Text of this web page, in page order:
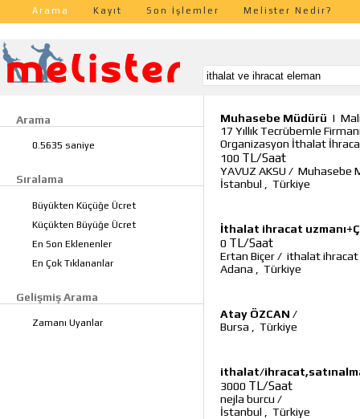
Arama Kayıt Son İşlemler Melister Nedir?
Arama
0.5635 saniye
Sıralama
Büyükten Küçüğe Ücret
Küçükten Büyüğe Ücret
En Son Eklenenler
En Çok Tıklananlar
Gelişmiş Arama
Zamanı Uyanlar
Muhasebe Müdürü |
17 Yıllık Tecrübemle
Organizasyon İthalat
100 TL/Saat
YAVUZ AKSU / Muhasebe
İstanbul
Türkiye
İthalat ihracat
0 TL/Saat
Ertan Biçer/ ithalat ihracat
Adana
Türkiye
Atay ÖZCAN /
Bursa
Türkiye
ithalat/
3000 TL/Saat
nejla burcu /
İstanbul
Türkiye